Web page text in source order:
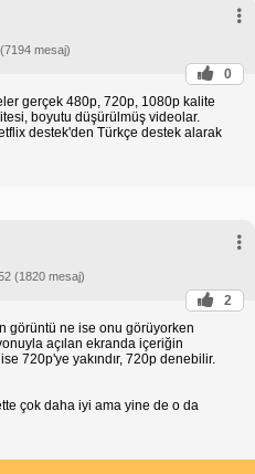
mesaj)
0
gerçek 480p, 720p, 1080p kalite
boyutu düşürülmüş videolar.
destek'den Türkçe destek alarak
(1820 mesaj)
2
görüntü ne ise onu görüyorken
açılan ekranda içeriğin
720p'ye yakındır, 720p denebilir.
çok daha iyi ama yine de o da